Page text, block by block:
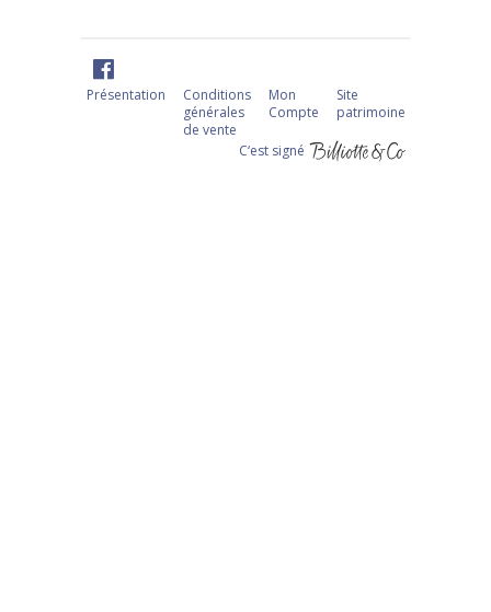
Présentation
Conditions
générales
de vente
Mon
Compte
Site
patrimoine
C‘est signé